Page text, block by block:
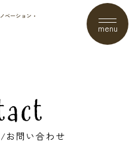
ベーション・
menu
お問い合わせ